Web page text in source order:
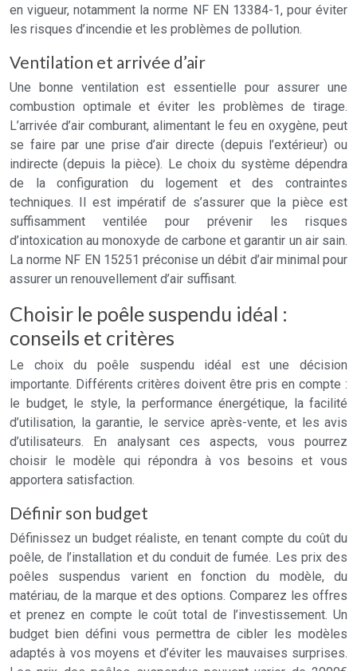
en vigueur, notamment la norme NF EN 13384-1, pour éviter
les risques d’incendie et les problèmes de pollution.
Ventilation et arrivée d’air
Une bonne ventilation est essentielle pour assurer une
combustion optimale et éviter les problèmes de tirage.
L’arrivée d’air comburant, alimentant le feu en oxygène, peut
se faire par une prise d’air directe (depuis l’extérieur) ou
indirecte (depuis la pièce). Le choix du système dépendra
de la configuration du logement et des contraintes
techniques. Il est impératif de s’assurer que la pièce est
suffisamment ventilée pour prévenir les risques
d’intoxication au monoxyde de carbone et garantir un air sain.
La norme NF EN 15251 préconise un débit d’air minimal pour
assurer un renouvellement d’air suffisant.
Choisir le poêle suspendu idéal :
conseils et critères
Le choix du poêle suspendu idéal est une décision
importante. Différents critères doivent être pris en compte :
le budget, le style, la performance énergétique, la facilité
d’utilisation, la garantie, le service après-vente, et les avis
d’utilisateurs. En analysant ces aspects, vous pourrez
choisir le modèle qui répondra à vos besoins et vous
apportera satisfaction.
Définir son budget
Définissez un budget réaliste, en tenant compte du coût du
poêle, de l’installation et du conduit de fumée. Les prix des
poêles suspendus varient en fonction du modèle, du
matériau, de la marque et des options. Comparez les offres
et prenez en compte le coût total de l’investissement. Un
budget bien défini vous permettra de cibler les modèles
adaptés à vos moyens et d’éviter les mauvaises surprises.